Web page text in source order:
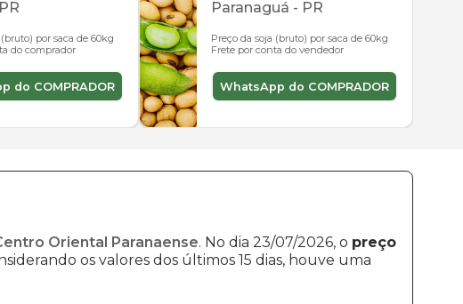
PR
por saca de 60kg
do comprador
do COMPRADOR
Paranaguá - PR
Preço da soja (bruto) por saca de 60kg
Frete por conta do vendedor
WhatsApp do COMPRADOR
Oriental Paranaense. No dia 23/07/2026, o preço
os valores dos últimos 15 dias, houve uma